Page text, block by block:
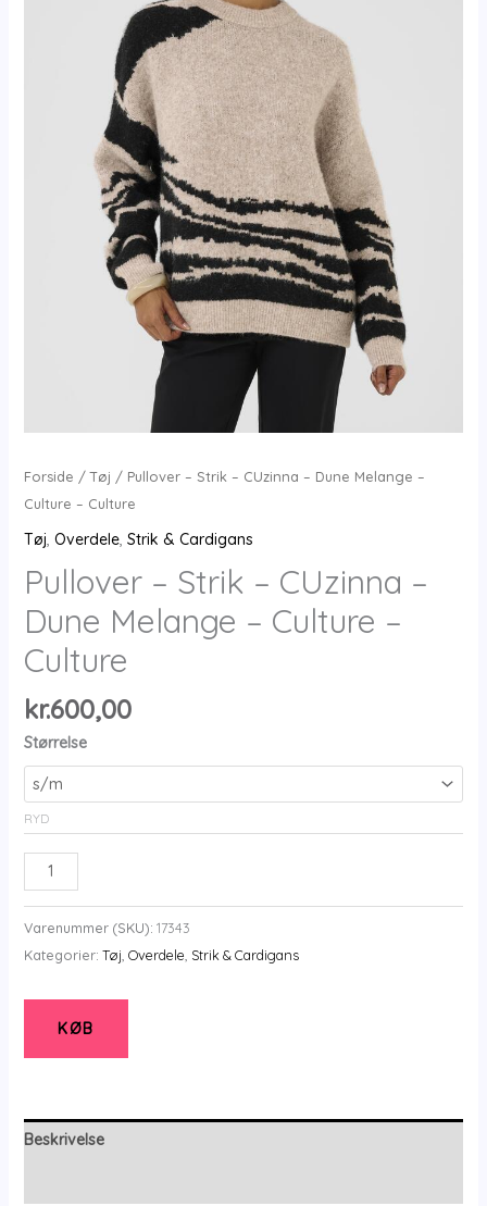
Forside /Tøj / Pullover – Strik – CUzinna – Dune Melange –
Culture – Culture
Tøj Overdele, Strik & Cardigans
Pullover – Strik – CUzinna –
Dune Melange – Culture –
Culture
kr.600,00
Størrelse
RYD
Pullover
-
Strik
-
-
Dune
Melange
-
Varenummer (SKU): 17343
Kategorier: Tøj Overdele Strik & Cardigans
KØB
Beskrivelse